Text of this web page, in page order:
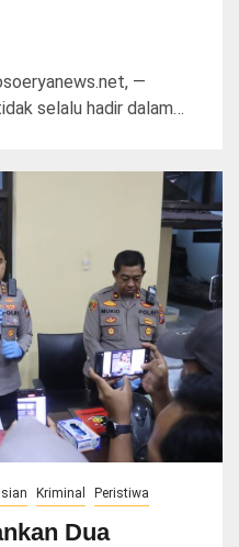
—
selalu hadir dalam…
Kriminal Peristiwa
Dua